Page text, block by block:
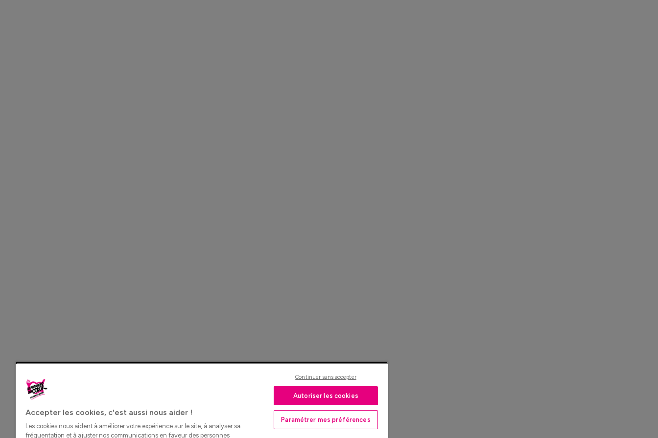
Accepter les cookies, c'est aussi nous aider !
Les cookies nous aident à améliorer votre expérience sur le site, à analyser sa
fréquentation et à ajuster nos communications en faveur des personnes
Continuer sans accepter
Autoriser les cookies
Paramétrer mes préférences